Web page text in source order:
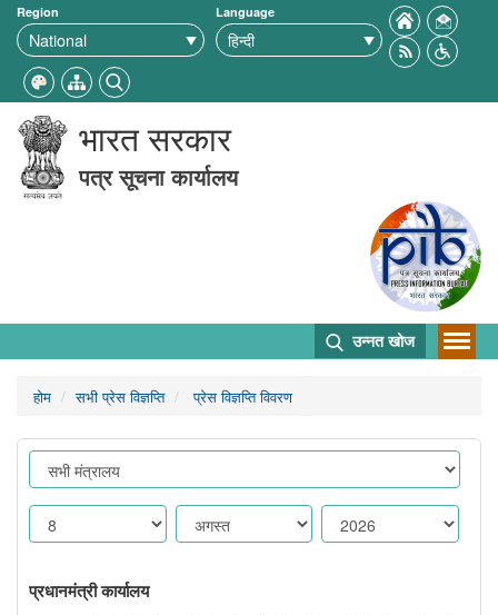
Region Language
भारत सरकार
पत्र सूचना कार्यालय
उन्नत खोज
होम सभी प्रेस विज्ञप्ति प्रेस विज्ञप्ति विवरण
प्रधानमंत्री कार्यालय